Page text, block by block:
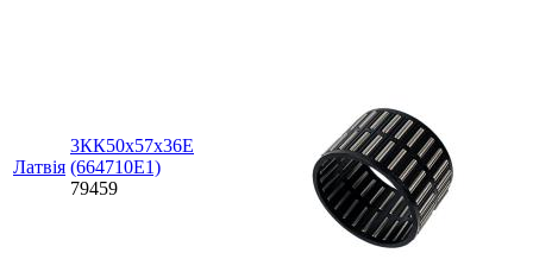
Латвія
3КК50х57х36Е
(664710Е1)
79459